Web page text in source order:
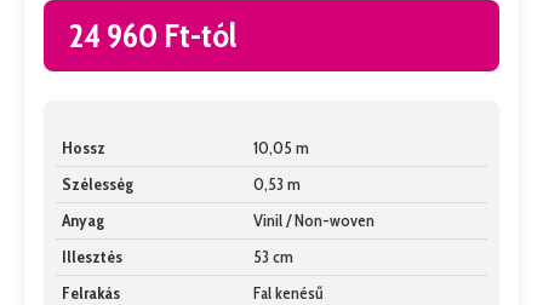
24 960 Ft-tól
Hossz
10,05 m
Szélesség
0,53 m
Anyag
Vinil / Non-woven
Illesztés
53 cm
Felrakás
Fal kenésű